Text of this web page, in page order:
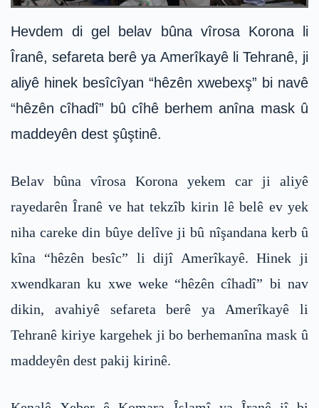
Hevdem di gel belav bûna vîrosa Korona li
Îranê, sefareta berê ya Amerîkayê li Tehranê, ji
aliyê hinek besîcîyan “hêzên xwebexş” bi navê
“hêzên cîhadî” bû cîhê berhem anîna mask û
maddeyên dest şûştinê.
Belav bûna vîrosa Korona yekem car ji aliyê
rayedarên Îranê ve hat tekzîb kirin lê belê ev yek
niha careke din bûye delîve ji bû nîşandana kerb û
kîna “hêzên besîc” li dijî Amerîkayê. Hinek ji
xwendkaran ku xwe weke “hêzên cîhadî” bi nav
dikin, avahiyê sefareta berê ya Amerîkayê li
Tehranê kiriye kargehek ji bo berhemanîna mask û
maddeyên dest pakij kirinê.